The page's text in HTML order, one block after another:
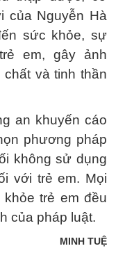
của Nguyễn Hà
sức khỏe, sự
em, gây ảnh
và tinh thần
an khuyến cáo
phương pháp
không sử dụng
với trẻ em. Mọi
trẻ em đều
của pháp luật.
MINH TUỆ